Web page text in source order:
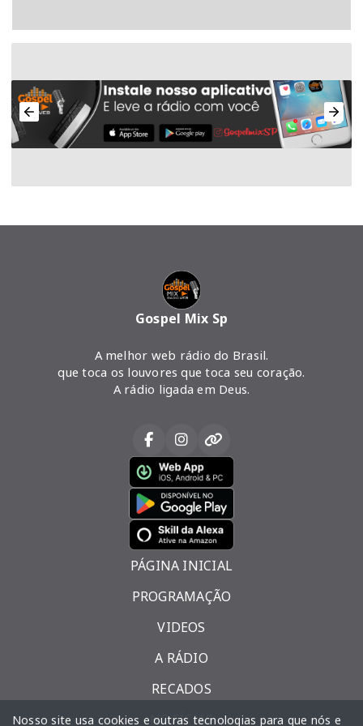
Gospel Mix Sp
A melhor web rádio do Brasil.
que toca os louvores que toca seu coração.
A rádio ligada em Deus.
PÁGINA INICIAL
PROGRAMAÇÃO
VIDEOS
A RÁDIO
RECADOS
NOTÍCIAS
Nosso site usa cookies e outras tecnologias para que nós e